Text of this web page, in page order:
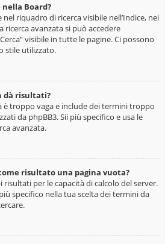
Board?
riquadro di ricerca visibile nell’Indice, nei
ricerca avanzata si può accedere
visibile in tutte le pagine. Ci possono
stile utilizzato.
dà risultati?
è troppo vaga e include dei termini troppo
da phpBB3. Sii più specifico e usa le
avanzata.
risultato una pagina vuota?
per le capacità di calcolo del server.
specifico nella tua scelta dei termini da